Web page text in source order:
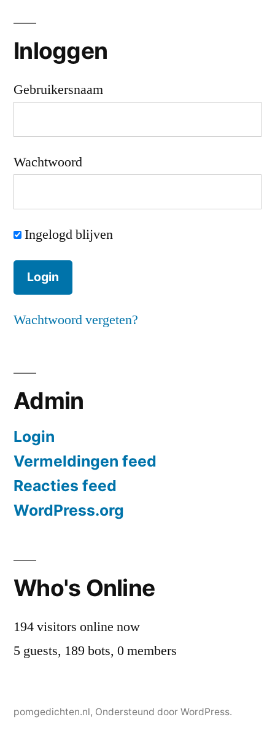
Inloggen
Gebruikersnaam
Wachtwoord
Ingelogd blijven
Wachtwoord vergeten?
Admin
Login
Vermeldingen feed
Reacties feed
WordPress.org
Who's Online
194 visitors online now
5 guests, 189 bots, 0 members
pomgedichten.nl, Ondersteund door WordPress.